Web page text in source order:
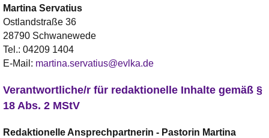
Martina Servatius
Ostlandstraße 36
28790 Schwanewede
Tel.: 04209 1404
E-Mail: martina.servatius@evlka.de
Verantwortliche/r für redaktionelle Inhalte gemäß §
18 Abs. 2 MStV
Redaktionelle Ansprechpartnerin - Pastorin Martina